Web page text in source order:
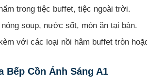
trong tiệc buffet, tiệc ngoài trời.
soup, nước sốt, món ăn tại bàn.
với các loại nồi hâm buffet tròn
Cồn Ánh Sáng A1